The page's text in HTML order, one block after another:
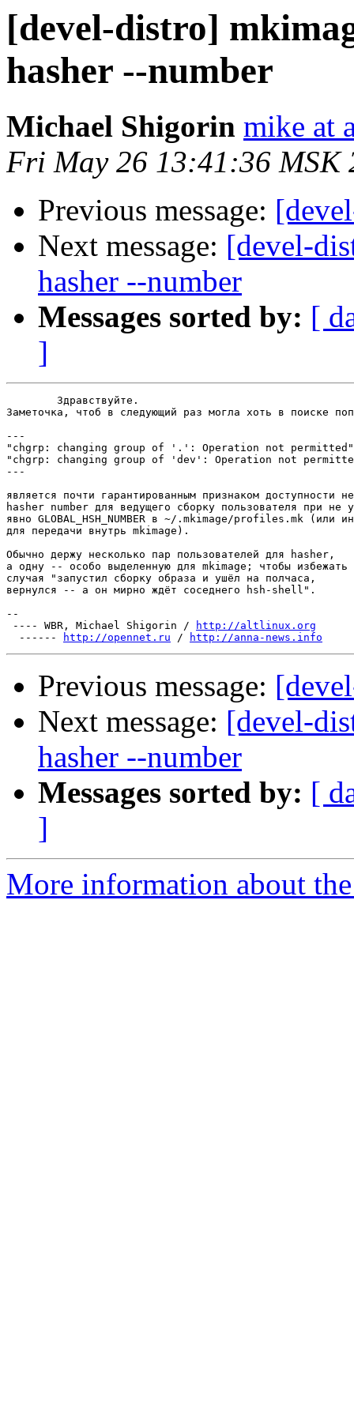
[devel-distro]
hasher --number
Michael Shigorin mike at
Fri May 26 13:41:36 MSK
Previous message:
Next message: [devel-
hasher --number
Messages sorted by: [
]
Заметочка, чтоб в следующий раз могла хоть в поиске
---
"chgrp: changing group of '.': Operation not permitted"
"chgrp: changing group of 'dev': Operation not
---
является почти гарантированным признаком доступности
hasher number для ведущего сборку пользователя при не
явно GLOBAL_HSH_NUMBER в ~/.mkimage/profiles.mk (или
для передачи внутрь mkimage).
Обычно держу несколько пар пользователей для hasher,
а одну -- особо выделенную для mkimage; чтобы избежать
случая "запустил сборку образа и ушёл на полчаса,
вернулся -- а он мирно ждёт соседнего hsh-shell".
--
---- WBR, Michael Shigorin /
http://altlinux.org
------
http://opennet.ru / http://anna-news.info
Previous message:
Next message: [devel-
hasher --number
Messages sorted by: [
]
More information about